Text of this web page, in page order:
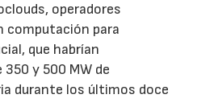
operadores
computación para
que habrían
y 500 MW de
durante los últimos doce